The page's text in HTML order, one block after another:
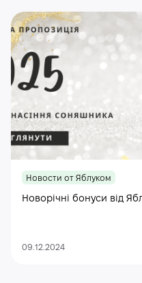
Новости от Яблуком
Новорічні бонуси від
09.12.2024